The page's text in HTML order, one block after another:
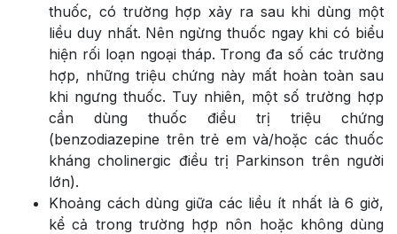
thuốc, có trường hợp xảy ra sau khi dùng một
liều duy nhất. Nên ngừng thuốc ngay khi có biểu
hiện rối loạn ngoại tháp. Trong đa số các trường
hợp, những triệu chứng này mất hoàn toàn sau
khi ngưng thuốc. Tuy nhiên, một số trường hợp
cần dùng thuốc điều trị triệu chứng
(benzodiazepine trên trẻ em và/hoặc các thuốc
kháng cholinergic điều trị Parkinson trên người
lớn).
Khoảng cách dùng giữa các liều ít nhất là 6 giờ,
kể cả trong trường hợp nôn hoặc không dùng